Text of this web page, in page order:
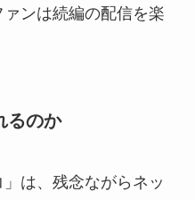
ンは続編の配信を楽
るのか
は、残念ながらネッ